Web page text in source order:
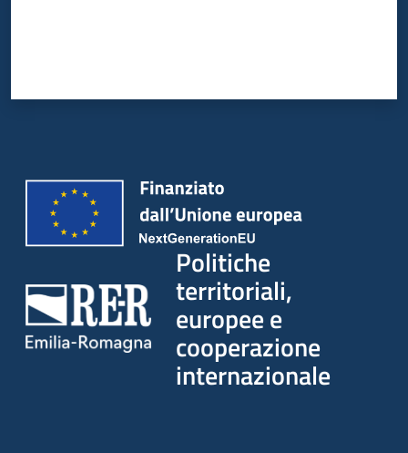
Politiche
territoriali,
europee e
cooperazione
internazionale